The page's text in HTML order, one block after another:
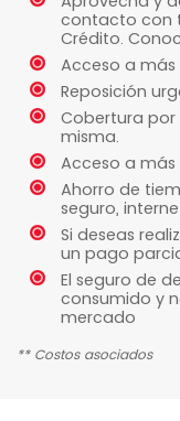
contacto con
Crédito.
Acceso a
Reposición
Cobertura
misma.
Acceso a más
Ahorro de
seguro,
Si deseas
un pago
El seguro de
consumido y
mercado
** Costos asociados